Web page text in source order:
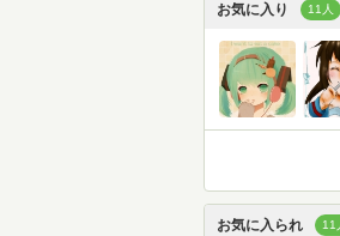
お気に入り 11人
お気に入られ 11